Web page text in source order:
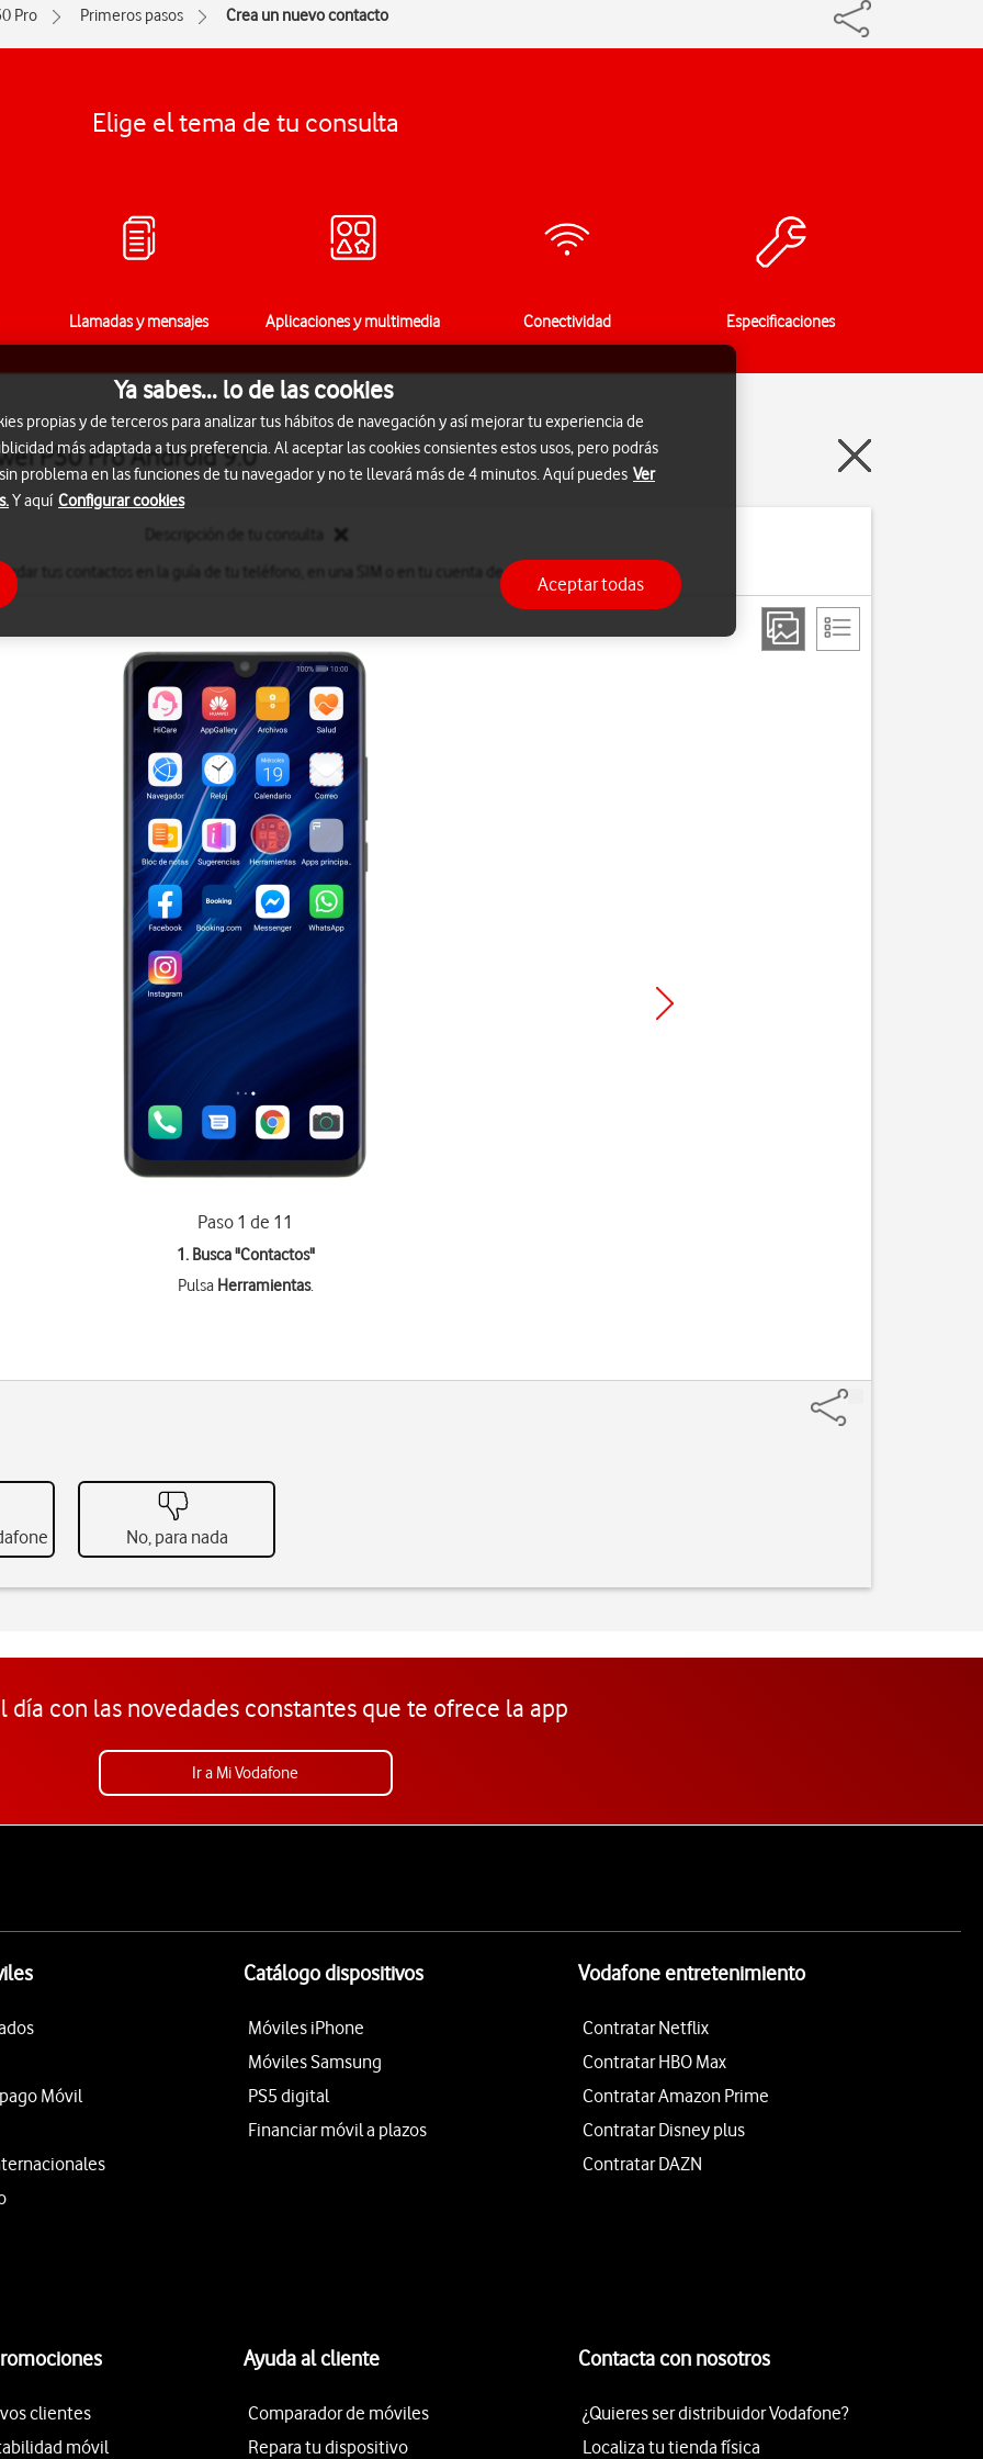
Pro Primeros pasos Crea un nuevo contacto
Elige el tema de tu consulta
Llamadas y mensajes Aplicaciones y multimedia Conectividad Especificaciones
P30 Pro Android 9.0
tus contactos en la guía de tu teléfono, en una SIM o en tu cuenta de Google.
Paso 1 de 11
1. Busca "Contactos"
Pulsa Herramientas.
No, para nada
día con las novedades constantes que te ofrece la app
Ir a Mi Vodafone
Móvil
Catálogo dispositivos
Móviles iPhone
Móviles Samsung
PS5 digital
Financiar móvil a plazos
Vodafone entretenimiento
Contratar Netflix
Contratar HBO Max
Contratar Amazon Prime
Contratar Disney plus
Contratar DAZN
clientes
móvil
Ayuda al cliente
Comparador de móviles
Repara tu dispositivo
Contacta con nosotros
¿Quieres ser distribuidor Vodafone?
Localiza tu tienda física
Ya sabes... lo de las cookies
propias y de terceros para analizar tus hábitos de navegación y así mejorar tu experiencia de
más adaptada a tus preferencia. Al aceptar las cookies consientes estos usos, pero podrás
problema en las funciones de tu navegador y no te llevará más de 4 minutos. Aquí puedes Ver
Y aquí Configurar cookies
Aceptar todas